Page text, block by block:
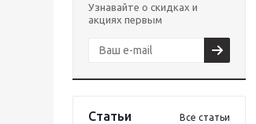
Узнавайте о скидках и
акциях первым
Статьи Все статьи